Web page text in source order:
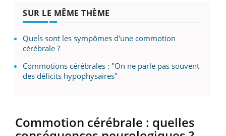
SUR LE MÊME THÈME
Quels sont les sympômes d'une commotion
cérébrale ?
Commotions cérébrales : "On ne parle pas souvent
des déficits hypophysaires"
Commotion cérébrale : quelles